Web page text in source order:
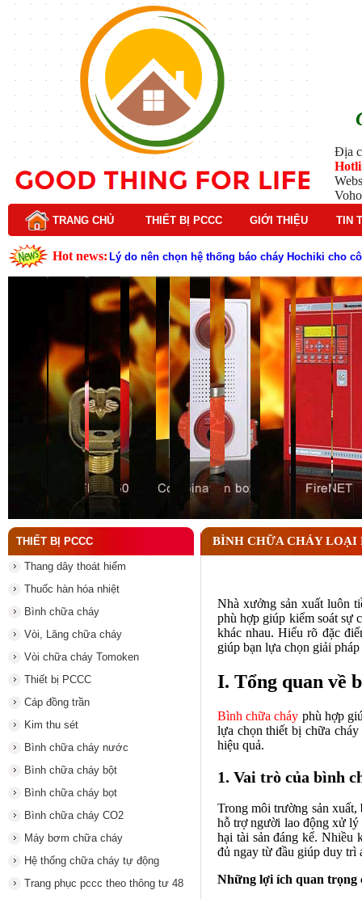
Địa
TRANG CHỦ THIẾT BỊ PCCC GIỚI THIỆU TIN
Hot news: Cách kiểm tra và bảo trì hệ thống báo cháy
Tìm hiểu chi tiết về hệ thống báo cháy Horing
Các loại thang dây thoát hiểm phổ biến trên thị
Thang dây thoát hiểm có tác dụng gì trong tình
Cấu tạo đầu phun chữa cháy trong hệ thống
Kim thu sét là gì? Cấu tạo, nguyên lý hoạt động
Đầu phun chữa cháy là gì và nguyên lý hoạt
Đầu phun chữa cháy là gì ? Tìm hiểu chi tiết từ A-
Lý do nên chọn hệ thống báo cháy Hochiki cho
THIẾT BỊ PCCC
Thang dây thoát hiểm
Thuốc hàn hóa nhiệt
Bình chữa cháy
Vòi, Lăng chữa cháy
Vòi chữa cháy Tomoken
Thiết bị PCCC
Cáp đồng trần
Kim thu sét
Bình chữa cháy nước
Bình chữa cháy bột
Bình chữa cháy bọt
Bình chữa cháy CO2
Máy bơm chữa cháy
Hệ thống chữa cháy tự động
Trang phục pccc theo thông tư 48
BÌNH CHỮA CHÁY LOẠI
Nhà xưởng sản xuất luôn
phù hợp giúp kiểm soát sự
khác nhau. Hiểu rõ đặc
giúp bạn lựa chọn giải
I. Tổng quan về
Bình chữa cháy phù hợp
lựa chọn thiết bị chữa
hiệu quả.
1. Vai trò của bình
Trong môi trường sản xuất,
hỗ trợ người lao động xử lý
hại tài sản đáng kể. Nhiều
đủ ngay từ đầu giúp duy trì
Những lợi ích quan trọng